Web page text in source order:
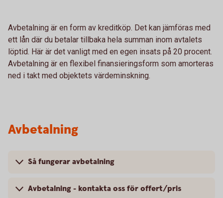
Avbetalning är en form av kreditköp. Det kan jämföras med
ett lån där du betalar tillbaka hela summan inom avtalets
löptid. Här är det vanligt med en egen insats på 20 procent.
Avbetalning är en flexibel finansieringsform som amorteras
ned i takt med objektets värdeminskning.
Avbetalning
Så fungerar avbetalning
Avbetalning - kontakta oss för offert/pris